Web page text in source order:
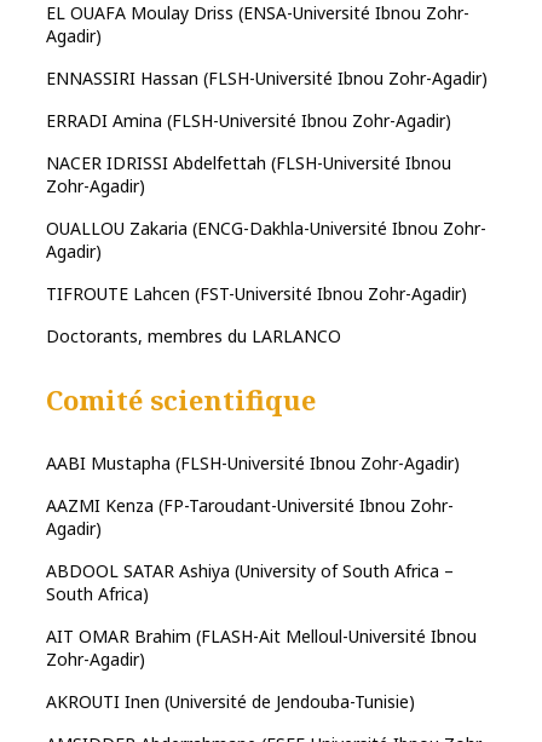
EL OUAFA Moulay Driss (ENSA-Université Ibnou Zohr-
Agadir)
ENNASSIRI Hassan (FLSH-Université Ibnou Zohr-Agadir)
ERRADI Amina (FLSH-Université Ibnou Zohr-Agadir)
NACER IDRISSI Abdelfettah (FLSH-Université Ibnou
Zohr-Agadir)
OUALLOU Zakaria (ENCG-Dakhla-Université Ibnou Zohr-
Agadir)
TIFROUTE Lahcen (FST-Université Ibnou Zohr-Agadir)
Doctorants, membres du LARLANCO
Comité scientifique
AABI Mustapha (FLSH-Université Ibnou Zohr-Agadir)
AAZMI Kenza (FP-Taroudant-Université Ibnou Zohr-
Agadir)
ABDOOL SATAR Ashiya (University of South Africa –
South Africa)
AIT OMAR Brahim (FLASH-Ait Melloul-Université Ibnou
Zohr-Agadir)
AKROUTI Inen (Université de Jendouba-Tunisie)